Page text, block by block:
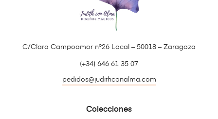
C/Clara Campoamor nº26 Local – 50018 – Zaragoza
(+34) 646 61 35 07
pedidos@judithconalma.com
Colecciones